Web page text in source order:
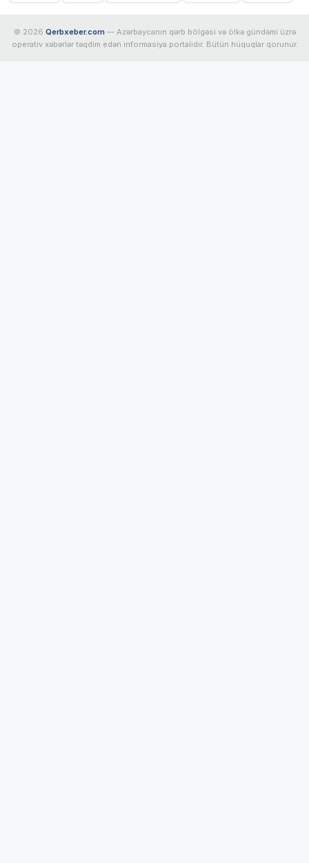
© 2026 Qerbxeber.com — Azərbaycanın qərb bölgəsi və ölkə gündəmi üzrə
operativ xəbərlər təqdim edən informasiya portalıdır. Bütün hüquqlar qorunur.